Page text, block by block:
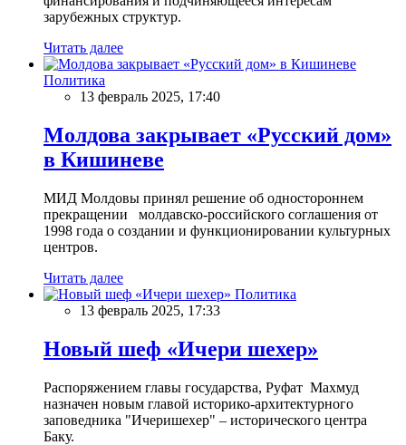
зарубежных структур.
Читать далее
Политика
13 февраль 2025, 17:40
Молдова закрывает «Русский дом»
в Кишиневе
МИД Молдовы принял решение об одностороннем
прекращении молдавско-российского соглашения от
1998 года о создании и функционировании культурных
центров.
Читать далее
Политика
13 февраль 2025, 17:33
Новый шеф «Ичери шехер»
Распоряжением главы государства, Руфат Махмуд
назначен новым главой историко-архитектурного
заповедника "Ичеришехер" – исторического центра
Баку.